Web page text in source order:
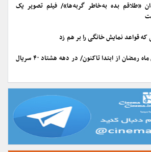
«طلاقم بده به خاطر گربه ها»/ فیلم تصویر یک
قواعد نمایش خانگی را بر هم زد
تاریخچه سریال‌های ماه رمضان از ابتدا تاکنون/ در دهه هشتاد ۴۰ سریال